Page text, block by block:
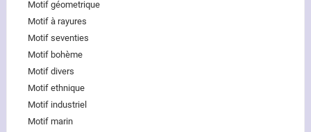
Motif géometrique
Motif à rayures
Motif seventies
Motif bohème
Motif divers
Motif ethnique
Motif industriel
Motif marin